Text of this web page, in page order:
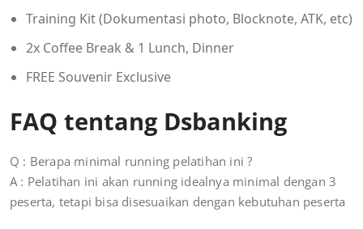
Training Kit (Dokumentasi photo, Blocknote, ATK, etc)
2x Coffee Break & 1 Lunch, Dinner
FREE Souvenir Exclusive
FAQ tentang Dsbanking
Q : Berapa minimal running pelatihan ini ?
A : Pelatihan ini akan running idealnya minimal dengan 3
peserta, tetapi bisa disesuaikan dengan kebutuhan peserta